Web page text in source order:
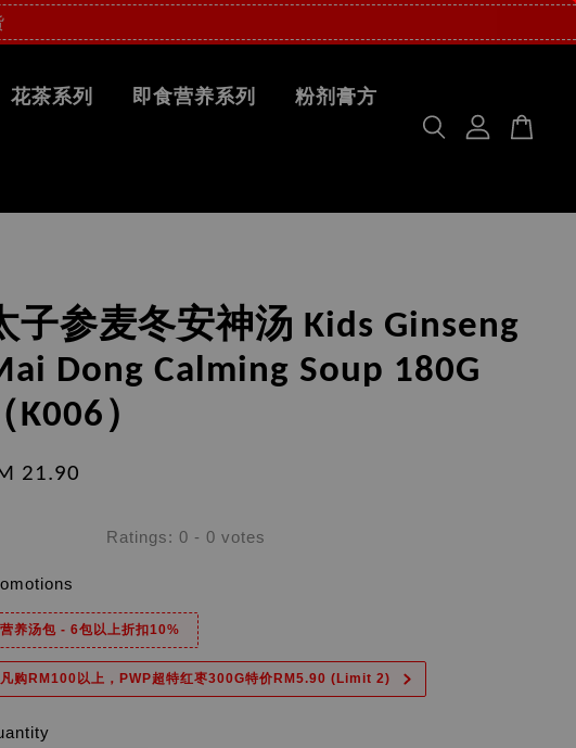
花茶系列 即食营养系列 粉剂膏方
子参麦冬安神汤 Kids Ginseng
Dong Calming Soup 180G
（K006）
21.90
Ratings:0 -0 votes
营养汤包 - 6包以上折扣10%
凡购RM100以上，PWP超特红枣300G特价RM5.90 (Limit 2)